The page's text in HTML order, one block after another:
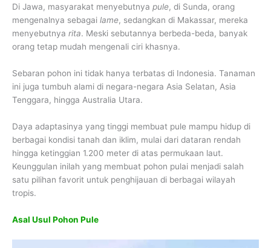
Di Jawa, masyarakat menyebutnya pule, di Sunda, orang
mengenalnya sebagai lame, sedangkan di Makassar, mereka
menyebutnya rita. Meski sebutannya berbeda-beda, banyak
orang tetap mudah mengenali ciri khasnya.
Sebaran pohon ini tidak hanya terbatas di Indonesia. Tanaman
ini juga tumbuh alami di negara-negara Asia Selatan, Asia
Tenggara, hingga Australia Utara.
Daya adaptasinya yang tinggi membuat pule mampu hidup di
berbagai kondisi tanah dan iklim, mulai dari dataran rendah
hingga ketinggian 1.200 meter di atas permukaan laut.
Keunggulan inilah yang membuat pohon pulai menjadi salah
satu pilihan favorit untuk penghijauan di berbagai wilayah
tropis.
Asal Usul Pohon Pule